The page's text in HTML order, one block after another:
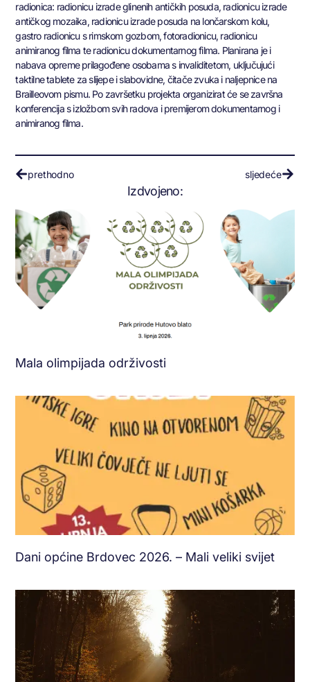
radionica: radionicu izrade glinenih antičkih posuda, radionicu izrade
antičkog mozaika, radionicu izrade posuda na lončarskom kolu,
gastro radionicu s rimskom gozbom, fotoradionicu, radionicu
animiranog filma te radionicu dokumentarnog filma. Planirana je i
nabava opreme prilagođene osobama s invaliditetom, uključujući
taktilne tablete za slijepe i slabovidne, čitače zvuka i naljepnice na
Brailleovom pismu. Po završetku projekta organizirat će se završna
konferencija s izložbom svih radova i premijerom dokumentarnog i
animiranog filma.
prethodno sljedeće
Izdvojeno:
Mala olimpijada održivosti
Dani općine Brdovec 2026. – Mali veliki svijet